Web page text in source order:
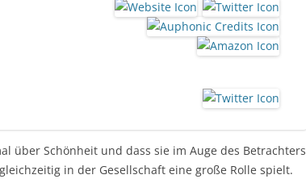
über Schönheit und dass sie im Auge des Betrachters
in der Gesellschaft eine große Rolle spielt.